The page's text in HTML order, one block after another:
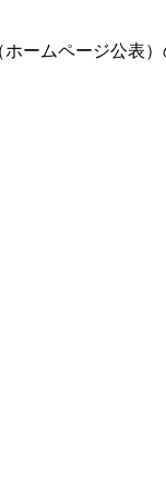
ームページ公表）